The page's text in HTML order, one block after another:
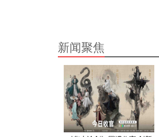
新闻聚焦